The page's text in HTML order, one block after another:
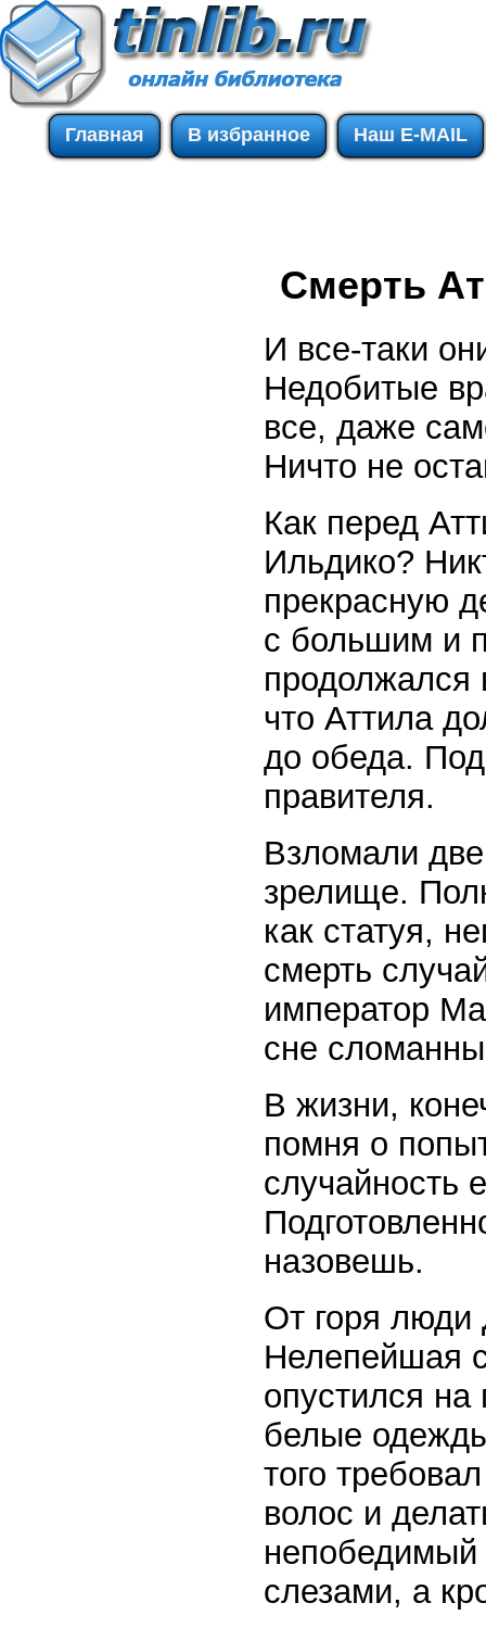
Главная В избранное Наш E-MAIL
Смерть
И все-таки
Недобитые
все, даже
Ничто не
Как перед
Ильдико?
прекрасную
с большим и
продолжался
что Аттила
до обеда.
правителя.
Взломали
зрелище.
как статуя,
смерть
император
сне
В жизни,
помня о
случайность
назовешь.
От горя люди
Нелепейшая
опустился
белые
того
волос и
непобедимый
слезами, а